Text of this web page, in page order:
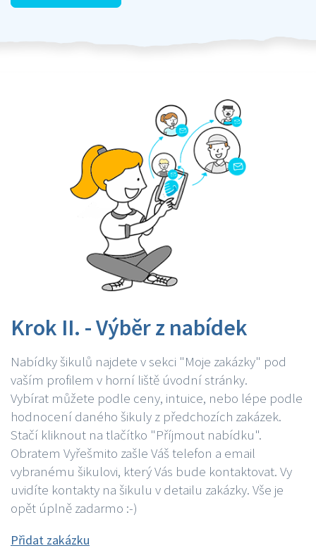
Krok II. - Výběr z nabídek
Nabídky šikulů najdete v sekci "Moje zakázky" pod
vaším profilem v horní liště úvodní stránky.
Vybírat můžete podle ceny, intuice, nebo lépe podle
hodnocení daného šikuly z předchozích zakázek.
Stačí kliknout na tlačítko "Příjmout nabídku".
Obratem Vyřešmito zašle Váš telefon a email
vybranému šikulovi, který Vás bude kontaktovat. Vy
uvidíte kontakty na šikulu v detailu zakázky. Vše je
opět úplně zadarmo :-)
Přidat zakázku